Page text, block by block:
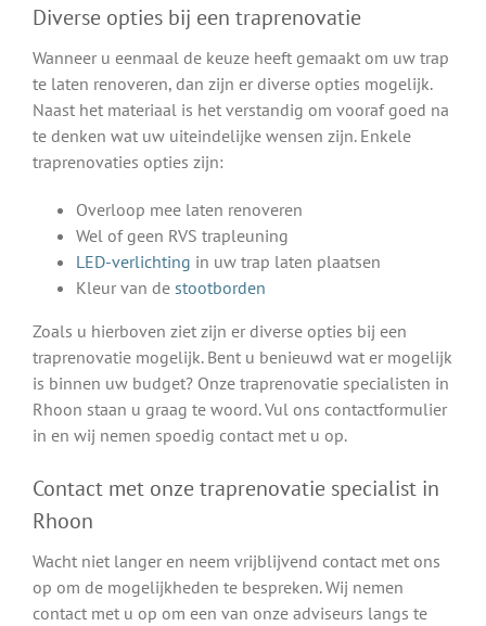
Diverse opties bij een traprenovatie
Wanneer u eenmaal de keuze heeft gemaakt om uw trap
te laten renoveren, dan zijn er diverse opties mogelijk.
Naast het materiaal is het verstandig om vooraf goed na
te denken wat uw uiteindelijke wensen zijn. Enkele
traprenovaties opties zijn:
Overloop mee laten renoveren
Wel of geen RVS trapleuning
LED-verlichting in uw trap laten plaatsen
Kleur van de stootborden
Zoals u hierboven ziet zijn er diverse opties bij een
traprenovatie mogelijk. Bent u benieuwd wat er mogelijk
is binnen uw budget? Onze traprenovatie specialisten in
Rhoon staan u graag te woord. Vul ons contactformulier
in en wij nemen spoedig contact met u op.
Contact met onze traprenovatie specialist in
Rhoon
Wacht niet langer en neem vrijblijvend contact met ons
op om de mogelijkheden te bespreken. Wij nemen
contact met u op om een van onze adviseurs langs te